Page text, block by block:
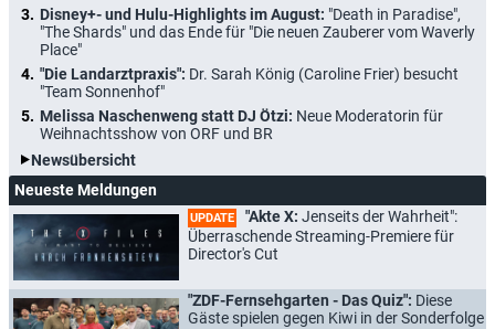
Disney+- und Hulu-Highlights im August: "Death in Paradise",
"The Shards" und das Ende für "Die neuen Zauberer vom Waverly
Place"
"Die Landarztpraxis": Dr. Sarah König (Caroline Frier) besucht
"Team Sonnenhof"
Melissa Naschenweng statt DJ Ötzi: Neue Moderatorin für
Weihnachtsshow von ORF und BR
Newsübersicht
Neueste Meldungen
UPDATE "Akte X: Jenseits der Wahrheit":
Überraschende Streaming-Premiere für
Director's Cut
"ZDF-Fernsehgarten - Das Quiz": Diese
Gäste spielen gegen Kiwi in der Sonderfolge